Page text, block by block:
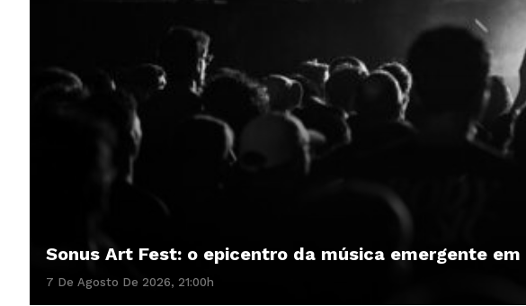
Sonus Art Fest: o epicentro da música emergente em
7 De Agosto De 2026, 21:00h